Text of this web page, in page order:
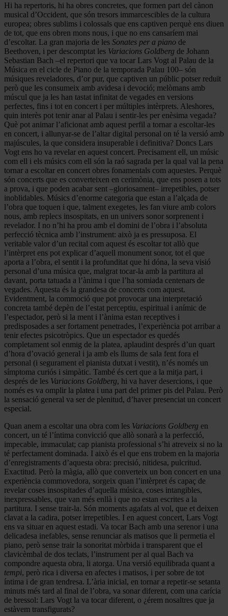
Hi ha repertoris, hi ha obres concretes, que formen part del cànon
musical d’Occident, que són tresors immarcescibles de la cultura
europea; obres sublims i colossals que ens captiven perquè ens diuen
de tot, que ens obren mons nous, i que no ens cansaríem mai
d’escoltar. La gran majoria de les Sonates per a piano de
Beethoven, i per descomptat les Variacions Goldberg de Johann
Sebastian Bach –el repertori que va tocar Lars Vogt al Palau de la
Música en el cicle de Piano de la temporada Palau 100– són
músiques reveladores, d’or pur, que captiven un públic potser reduït
però que les consumeix amb avidesa i devoció; melòmans amb
múscul que ja les han tastat infinitat de vegades en versions
perfectes, fins i tot en concert i per múltiples intèrprets. Aleshores,
quin interès pot tenir anar al Palau i sentir-les per enèsima vegada?
Què pot animar l’aficionat amb aquest perfil a tornar a escoltar-les
en concert, i allunyar-se de l’altar digital personal on té la versió amb
majúscules, la que considera insuperable i definitiva? Doncs Lars
Vogt ens ho va revelar en aquest concert. Precisament ell, un músic
com ell i els músics com ell són la raó sagrada per la qual val la pena
tornar a escoltar en concert obres fonamentals com aquestes. Perquè
són concerts que es converteixen en cerimònia, que ens posen a tots
a prova, i que poden acabar sent –gloriosament– irrepetibles, potser
inoblidables. Músics d’enorme categoria que estan a l’alçada de
l’obra que toquen i que, talment exegetes, les fan viure amb colors
nous, amb replecs insospitats, en un univers sonor sorprenent i
revelador. I no n’hi ha prou amb el domini de l’obra i l’absoluta
perfecció tècnica amb l’instrument: això ja es pressuposa. El
veritable valor d’un recital com aquest és escoltar tot allò que
l’intèrpret ens pot explicar d’aquell monument sonor, tot el que
aporta a l’obra, el sentit i la profunditat que hi dóna, la seva visió
personal d’una música que, malgrat tocar-la amb la partitura al
davant, porta tatuada a l’ànima i que l’ha somiada centenars de
vegades. Aquesta és la grandesa de concerts com aquest.
Evidentment, la commoció que pot provocar una interpretació
concreta també depèn de l’estat perceptiu, espiritual i anímic de
l’espectador, però si la ment i l’ànima estan receptives i
predisposades a ser fortament penetrades, l’experiència pot arribar a
tenir efectes psicotròpics. Que un espectador es quedés
completament sol enmig de la platea, aplaudint després d’un quart
d’hora d’ovació general i ja amb els llums de sala fent fora el
personal (i segurament el pianista dutxat i vestit), n’és només un
símptoma curiós i simpàtic. També és cert que a la mitja part, i
després de les Variacions Goldberg, hi va haver desercions, i que
només es va omplir la platea i una part del primer pis del Palau. Però
la sensació general va ser de plenitud, d’haver presenciat un concert
especial.
Quan anem a escoltar una obra com les Variacions Goldberg en
concert, un té l’íntima convicció que allò sonarà a la perfecció,
impecable, immaculat; cap pianista professional s’hi atreveix si no la
té perfectament dominada. I això és el que ens trobem en la majoria
d’enregistraments d’aquesta obra: precisió, nitidesa, pulcritud.
Exactitud. Però la màgia, allò que converteix un bon concert en una
experiència commovedora, sorgeix quan l’intèrpret és capaç de
revelar coses insospitades d’aquella música, coses intangibles,
inexpressables, que van més enllà i que no estan escrites a la
partitura. I sense trair-la. Són moments agafats al vol, que et deixen
clavat a la cadira, potser irrepetibles. I en aquest concert, Lars Vogt
ens va situar en aquest estadi. Va tocar Bach amb una serenor i una
delicadesa inefables, sense renunciar als matisos que li permetia el
piano, però sense trair la sonoritat mòrbida i transparent que el
clavicèmbal de dos teclats, l’instrument per al qual Bach va
compondre aquesta obra, li atorga. Una versió equilibrada quant a
tempi, però rica i diversa en afectes i matisos, i per sobre de tot
íntima i de gran tendresa. L’ària inicial, en tornar a repetir-se setanta
minuts més tard al final de l’obra, va sonar diferent, com una carícia
de bressol: Lars Vogt la va tocar diferent, o ¿érem nosaltres que ja
estàvem transfigurats?